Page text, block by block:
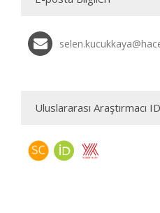
Uluslararası Araştırmacı